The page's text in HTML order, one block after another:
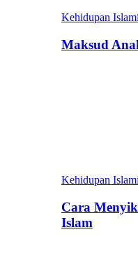
Kehidupan Islami
Maksud
Kehidupan Islami
Cara
Islam